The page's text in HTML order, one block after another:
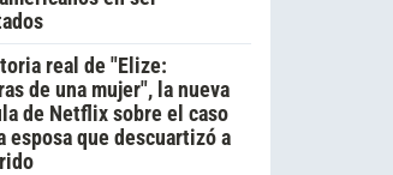
real de "Elize:
de una mujer", la nueva
de Netflix sobre el caso
esposa que descuartizó a